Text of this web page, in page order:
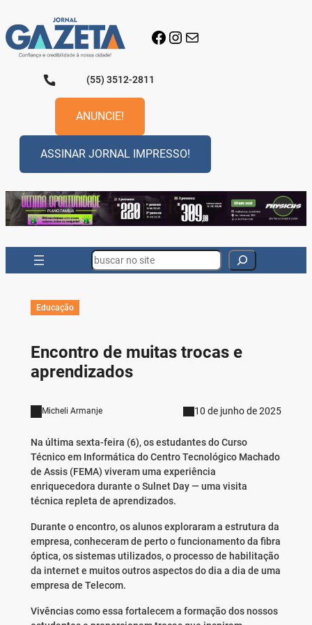
para
o
conteúdo
Facebook
Instagram
E-mail
(55) 3512-2811
ANUNCIE!
ASSINAR JORNAL IMPRESSO!
Search
Educação
Encontro de muitas trocas e
aprendizados
Micheli Armanje 10 de junho de 2025
Na última sexta-feira (6), os estudantes do Curso
Técnico em Informática do Centro Tecnológico Machado
de Assis (FEMA) viveram uma experiência
enriquecedora durante o Sulnet Day — uma visita
técnica repleta de aprendizados.
Durante o encontro, os alunos exploraram a estrutura da
empresa, conheceram de perto o funcionamento da fibra
óptica, os sistemas utilizados, o processo de habilitação
da internet e muitos outros aspectos do dia a dia de uma
empresa de Telecom.
Vivências como essa fortalecem a formação dos nossos